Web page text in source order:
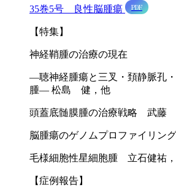
35巻5号 良性脳腫瘍 PDF
【特集】
神経鞘腫の治療の現在
―聴神経腫瘍と三叉・頚静脈孔
腫― 松島 健，他
頭蓋底髄膜腫の治療戦略 武藤
脳腫瘍のゲノムプロファイリン
毛様細胞性星細胞腫 立石健祐
【症例報告】